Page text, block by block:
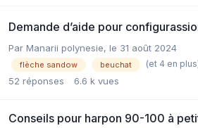
Demande d’aide pour
Par Manarii polynesie, le 31 août 2024
flèche sandow beuchat (et 4 en
52 réponses 6.6 k vues
Conseils pour harpon 90-100 à